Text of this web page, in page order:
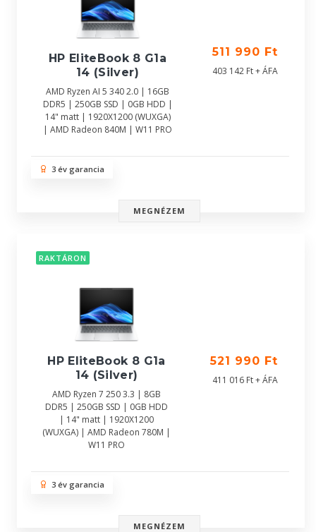
HP EliteBook 8 G1a
14 (Silver)
AMD Ryzen AI 5 340 2.0 | 16GB
DDR5 | 250GB SSD | 0GB HDD |
14" matt | 1920X1200 (WUXGA)
| AMD Radeon 840M | W11 PRO
511 990 Ft
403 142 Ft + ÁFA
3 év garancia
MEGNÉZEM
RAKTÁRON
HP EliteBook 8 G1a
14 (Silver)
AMD Ryzen 7 250 3.3 | 8GB
DDR5 | 250GB SSD | 0GB HDD
| 14" matt | 1920X1200
(WUXGA) | AMD Radeon 780M |
W11 PRO
521 990 Ft
411 016 Ft + ÁFA
3 év garancia
MEGNÉZEM